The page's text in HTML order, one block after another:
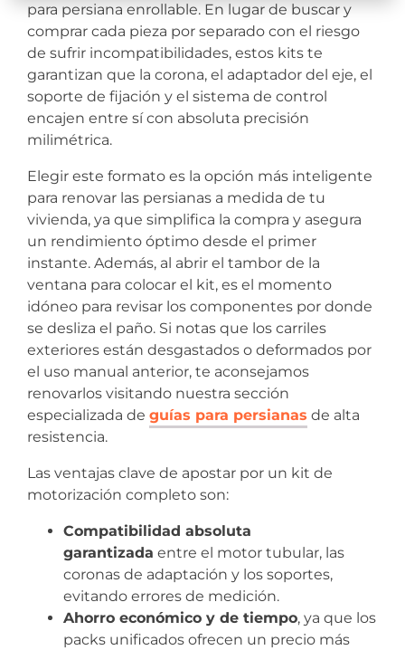
para persiana enrollable. En lugar de buscar y
comprar cada pieza por separado con el riesgo
de sufrir incompatibilidades, estos kits te
garantizan que la corona, el adaptador del eje, el
soporte de fijación y el sistema de control
encajen entre sí con absoluta precisión
milimétrica.
Elegir este formato es la opción más inteligente
para renovar las persianas a medida de tu
vivienda, ya que simplifica la compra y asegura
un rendimiento óptimo desde el primer
instante. Además, al abrir el tambor de la
ventana para colocar el kit, es el momento
idóneo para revisar los componentes por donde
se desliza el paño. Si notas que los carriles
exteriores están desgastados o deformados por
el uso manual anterior, te aconsejamos
renovarlos visitando nuestra sección
especializada de guías para persianas de alta
resistencia.
Las ventajas clave de apostar por un kit de
motorización completo son:
Compatibilidad absoluta
garantizada entre el motor tubular, las
coronas de adaptación y los soportes,
evitando errores de medición.
Ahorro económico y de tiempo, ya que los
packs unificados ofrecen un precio más